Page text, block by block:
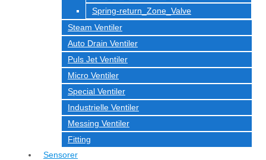
Spring-return_Zone_Valve
Steam Ventiler
Auto Drain Ventiler
Puls Jet Ventiler
Micro Ventiler
Special Ventiler
Industrielle Ventiler
Messing Ventiler
Fitting
Sensorer